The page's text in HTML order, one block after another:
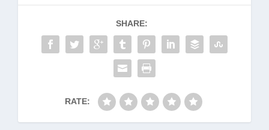
SHARE:
RATE: